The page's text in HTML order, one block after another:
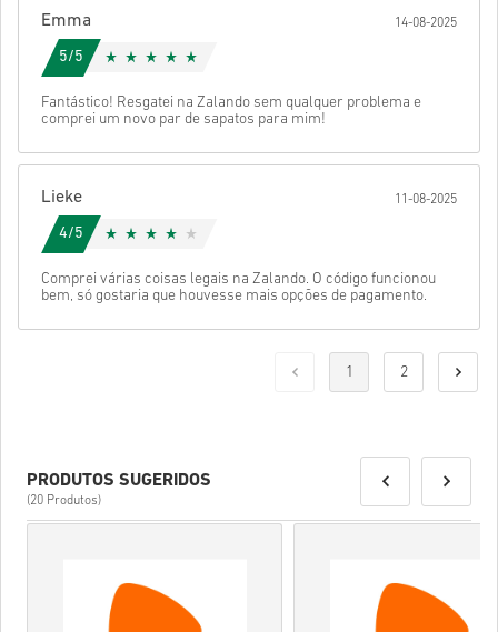
Emma 14-08-2025
5/5
Fantástico! Resgatei na Zalando sem qualquer problema e
comprei um novo par de sapatos para mim!
Lieke 11-08-2025
4/5
Comprei várias coisas legais na Zalando. O código funcionou
bem, só gostaria que houvesse mais opções de pagamento.
1 2
PRODUTOS SUGERIDOS
(20 Produtos)